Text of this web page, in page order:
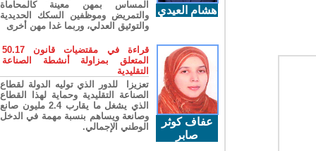
هشام العيدي
المساس بمهن معينة كالمحاماة
والتمريض وموظفين السكك الحديدية
والتوثيق العدلي، وربما غدا مهن أخرى
عفاف كوثر
صابر
قراءة في مقتضيات قانون 50.17
المتعلق بمزاولة أنشطة الصناعة
التقليدية
تعزيزا للدور الذي توليه الدولة لقطاع
الصناعة التقليدية وحماية لهذا القطاع
الذي يشغل ما يقارب 2.4 مليون صانع
وصانعة ويساهم بنسبة مهمة في الدخل
الوطني الإجمالي.